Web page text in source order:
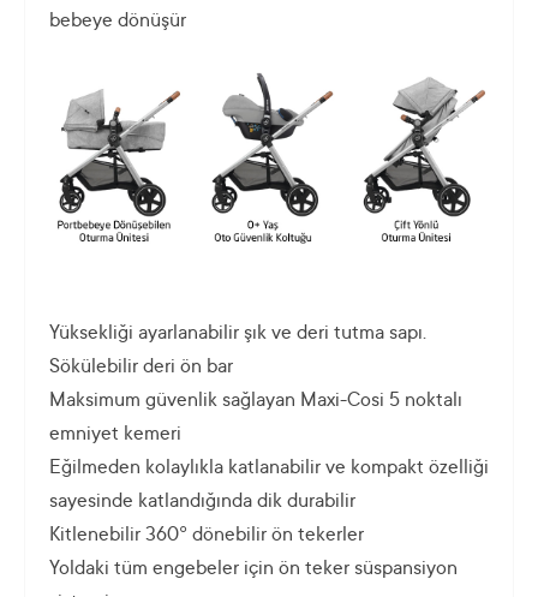
bebeye dönüşür
Yüksekliği ayarlanabilir şık ve deri tutma sapı.
Sökülebilir deri ön bar
Maksimum güvenlik sağlayan Maxi-Cosi 5 noktalı
emniyet kemeri
Eğilmeden kolaylıkla katlanabilir ve kompakt özelliği
sayesinde katlandığında dik durabilir
Kitlenebilir 360° dönebilir ön tekerler
Yoldaki tüm engebeler için ön teker süspansiyon